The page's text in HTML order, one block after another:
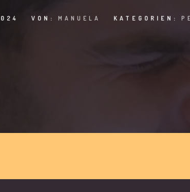
VON: MANUELA KATEGORIEN: